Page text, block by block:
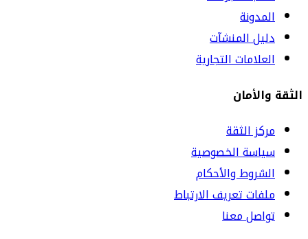
المدونة
دليل المنشآت
العلامات التجارية
الثقة والأمان
مركز الثقة
سياسة الخصوصية
الشروط والأحكام
ملفات تعريف الارتباط
تواصل معنا